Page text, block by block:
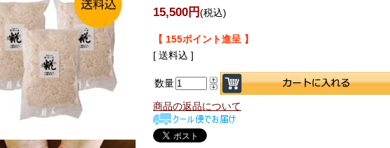
15,500円(税込)
【 155ポイント進呈 】
[ 送料込 ]
数量
商品の返品について